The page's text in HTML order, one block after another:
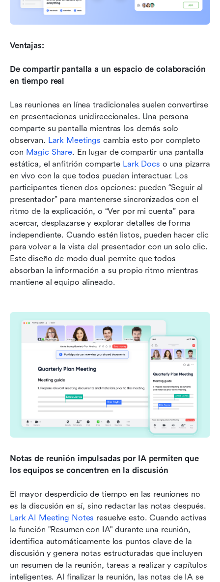
Ventajas:
De compartir pantalla a un espacio de colaboración
en tiempo real
Las reuniones en línea tradicionales suelen convertirse
en presentaciones unidireccionales. Una persona
comparte su pantalla mientras los demás solo
observan. Lark Meetings cambia esto por completo
con Magic Share. En lugar de compartir una pantalla
estática, el anfitrión comparte Lark Docs o una pizarra
en vivo con la que todos pueden interactuar. Los
participantes tienen dos opciones: pueden “Seguir al
presentador” para mantenerse sincronizados con el
ritmo de la explicación, o “Ver por mi cuenta” para
acercar, desplazarse y explorar detalles de forma
independiente. Cuando estén listos, pueden hacer clic
para volver a la vista del presentador con un solo clic.
Este diseño de modo dual permite que todos
absorban la información a su propio ritmo mientras
mantiene al equipo alineado.
Notas de reunión impulsadas por IA permiten que
los equipos se concentren en la discusión
El mayor desperdicio de tiempo en las reuniones no
Lark AI Meeting Notes resuelve esto. Cuando activas
la función "Resumen con IA" durante una reunión,
identifica automáticamente los puntos clave de la
discusión y genera notas estructuradas que incluyen
un resumen de la reunión, tareas a realizar y capítulos
inteligentes. Al finalizar la reunión, las notas de IA se